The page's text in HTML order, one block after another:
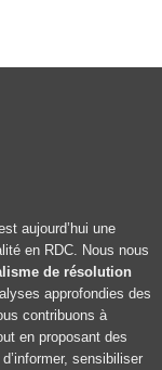
aujourd’hui une
en RDC. Nous nous
de résolution
approfondies des
contribuons à
en proposant des
sensibiliser